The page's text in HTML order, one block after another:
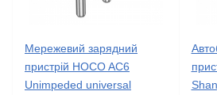
Мережевий зарядний
пристрій HOCO AC6
Unimpeded universal